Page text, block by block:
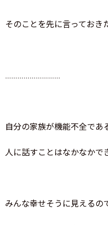
そのことを先に言っておき
………………………
自分の家族が機能不全であ
人に話すことはなかなかで
みんな幸せそうに見えるの